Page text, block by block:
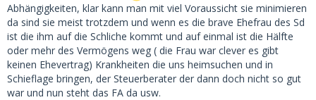
Abhängigkeiten, klar kann man mit viel Voraussicht sie minimieren
da sind sie meist trotzdem und wenn es die brave Ehefrau des Sd
ist die ihm auf die Schliche kommt und auf einmal ist die Hälfte
oder mehr des Vermögens weg ( die Frau war clever es gibt
keinen Ehevertrag) Krankheiten die uns heimsuchen und in
Schieflage bringen, der Steuerberater der dann doch nicht so gut
war und nun steht das FA da usw.